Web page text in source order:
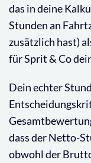
das in deine
Stunden an
zusätzlich hast)
für Sprit & Co
Dein echter
dass der Netto-
obwohl der